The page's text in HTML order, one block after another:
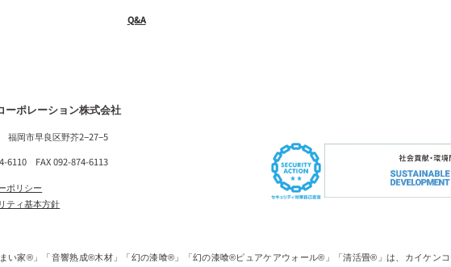
Q&A
ーポレーション株式会社
福岡市早良区野芥2−27−5
6110 FAX 092-874-6113
ポリシー
ティ基本方針
まい家®」「音響熟成®木材」「幻の漆喰®」「幻の漆喰®ピュアケアウォール®」「清活畳®」は、カイケン